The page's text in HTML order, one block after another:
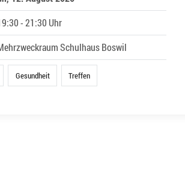
- 21:30 Uhr
Schulhaus Boswil
Gesundheit Treffen